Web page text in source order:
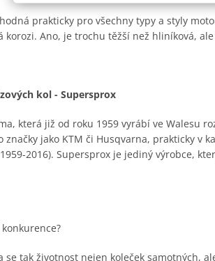
prakticky pro všechny typy a styly
korozi. Ano, je trochu těžší než hliníková,
kol - Supersprox
která již od roku 1959 vyrábí ve Walesu
značky jako KTM či Husqvarna, prakticky v
2016). Supersprox je jediný výrobce,
se tak životnost nejen koleček samotných,